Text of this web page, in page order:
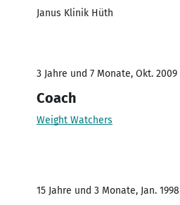
Janus Klinik Hüth
3 Jahre und 7 Monate, Okt. 2009
Coach
Weight Watchers
15 Jahre und 3 Monate, Jan.